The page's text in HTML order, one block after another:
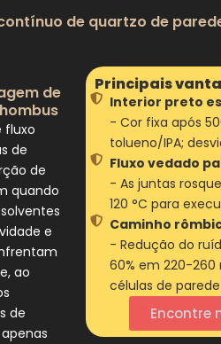
de quartzo de
de
fluxo
de
de
quando
e
ao
de
Principais
Interior preto
- Cor fixa após
tolueno/IPA;
Fluxo vedado
- As juntas
120 °C para
Caminho
- Redução do
60% em 220-
células de
Encontre